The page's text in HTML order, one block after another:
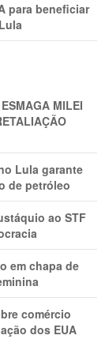
para beneficiar
MILEI
Lula garante
de petróleo
ao STF
em chapa de
comércio
dos EUA